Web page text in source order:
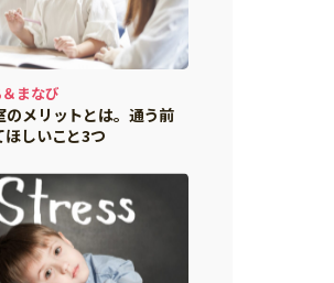
まなび
のメリットとは。通う前
ほしいこと3つ